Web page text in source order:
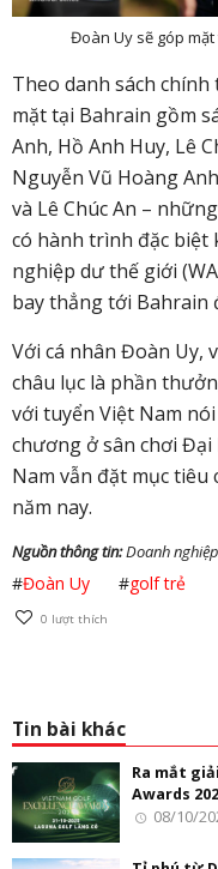
Đoàn Uy sẽ góp
Theo danh sách
mặt tại Bahrain gồm
Anh, Hồ Anh Huy, Lê
Nguyễn Vũ Hoàng
và Lê Chúc An –
có hành trình đặc biệt
nghiệp dư thế giới
bay thẳng tới Bahrain
Với cá nhân Đoàn Uy,
châu lục là phần
với tuyển Việt Nam
chương ở sân chơi
Nam vẫn đặt mục
năm nay.
Nguồn thông tin:Doanh
#Đoàn Uy #golf trẻ
0 lượt thích
Tin bài khác
Ra mắt
Awards
08/10/